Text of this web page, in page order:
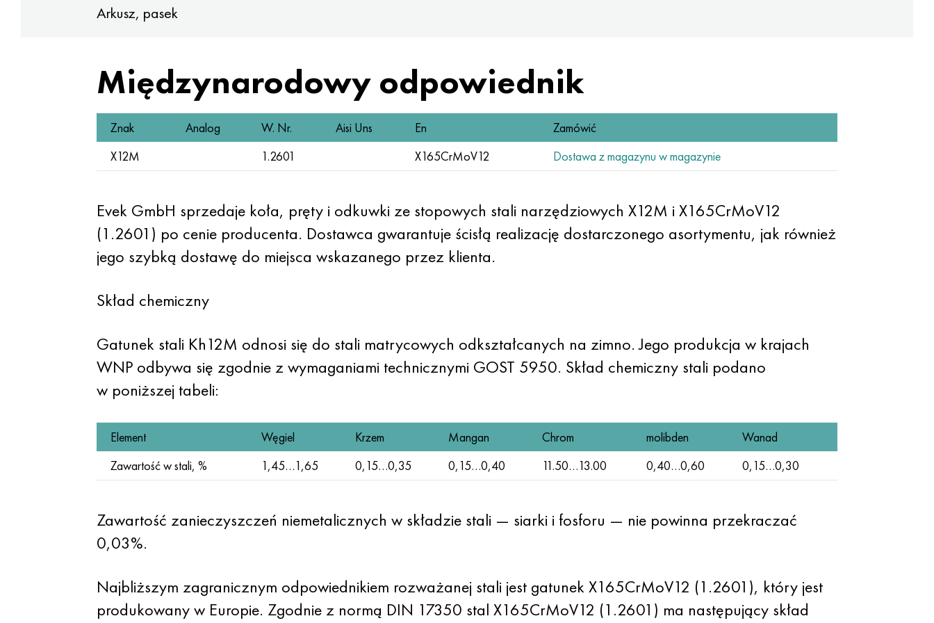
Arkusz, pasek
Międzynarodowy odpowiednik
Znak Analog W. Nr. Aisi Uns En
Zamówić
X12M
1.2601 X165CrMoV12 Dostawa z magazynu w magazynie
Evek GmbH sprzedaje koła, pręty i odkuwki ze stopowych stali narzędziowych X12M i X165CrMoV12
(1.2601) po cenie producenta. Dostawca gwarantuje ścisłą realizację dostarczonego asortymentu, jak również
jego szybką dostawę do miejsca wskazanego przez klienta.
Skład chemiczny
Gatunek stali Kh12M odnosi się do stali matrycowych odkształcanych na zimno. Jego produkcja w krajach
WNP odbywa się zgodnie z wymaganiami technicznymi GOST 5950. Skład chemiczny stali podano
w poniższej tabeli:
Element Węgiel Krzem Mangan Chrom molibden
Wanad
Zawartość w stali, %
1,45…1,65 0,15…0,35 0,15…0,40 11.50…13.00 0,40…0,60 0,15…0,30
Zawartość zanieczyszczeń niemetalicznych w składzie stali — siarki i fosforu — nie powinna przekraczać
0,03%.
Najbliższym zagranicznym odpowiednikiem rozważanej stali jest gatunek X165CrMoV12 (1.2601), który jest
produkowany w Europie. Zgodnie z normą DIN 17350 stal X165CrMoV12 (1.2601) ma następujący skład